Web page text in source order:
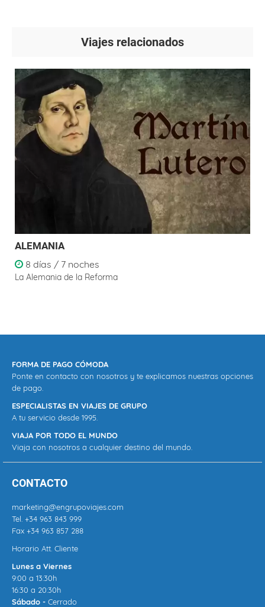
Viajes relacionados
ALEMANIA
8 días / 7 noches
La Alemania de la Reforma
FORMA DE PAGO CÓMODA
Ponte en contacto con nosotros y te explicamos nuestras opciones
de pago.
ESPECIALISTAS EN VIAJES DE GRUPO
A tu servicio desde 1995.
VIAJA POR TODO EL MUNDO
Viaja con nosotros a cualquier destino del mundo.
CONTACTO
marketing@engrupoviajes.com
Tel. +34 963 843 999
Fax +34 963 857 288
Horario Att. Cliente
Lunes a Viernes
9:00 a 13:30h
16:30 a 20:30h
Sábado - Cerrado